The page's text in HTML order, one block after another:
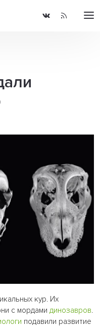
кур. Их
с мордами динозавров.
подавили развитие